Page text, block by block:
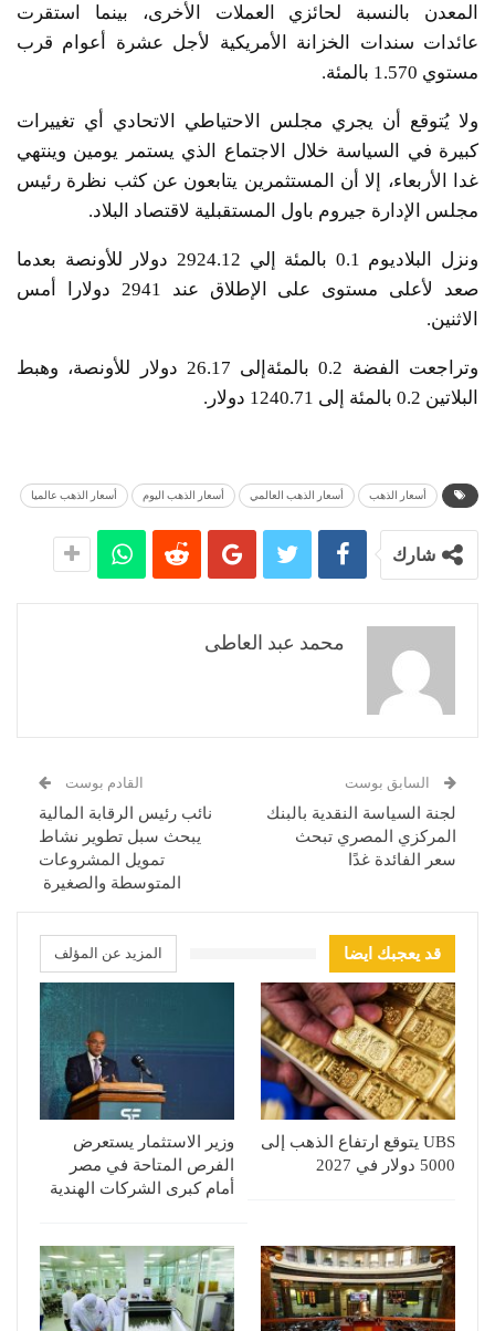
المعدن بالنسبة لحائزي العملات الأخرى، بينما استقرت
عائدات سندات الخزانة الأمريكية لأجل عشرة أعوام قرب
مستوي 1.570 بالمئة.
ولا يُتوقع أن يجري مجلس الاحتياطي الاتحادي أي تغييرات
كبيرة في السياسة خلال الاجتماع الذي يستمر يومين وينتهي
غدا الأربعاء، إلا أن المستثمرين يتابعون عن كثب نظرة رئيس
مجلس الإدارة جيروم باول المستقبلية لاقتصاد البلاد.
ونزل البلاديوم 0.1 بالمئة إلي 2924.12 دولار للأونصة بعدما
صعد لأعلى مستوى على الإطلاق عند 2941 دولارا أمس
الاثنين.
وتراجعت الفضة 0.2 بالمئةإلى 26.17 دولار للأونصة، وهبط
البلاتين 0.2 بالمئة إلى 1240.71 دولار.
أسعار الذهب أسعار الذهب العالمي أسعار الذهب اليوم أسعار الذهب عالميا
شارك
محمد عبد العاطى
السابق بوست
لجنة السياسة النقدية بالبنك
المركزي المصري تبحث
سعر الفائدة غدًا
القادم بوست
نائب رئيس الرقابة المالية
يبحث سبل تطوير نشاط
تمويل المشروعات
المتوسطة والصغيرة
قد يعجبك ايضا المزيد عن المؤلف
UBS يتوقع ارتفاع الذهب إلى
5000 دولار في 2027
وزير الاستثمار يستعرض
الفرص المتاحة في مصر
أمام كبرى الشركات الهندية